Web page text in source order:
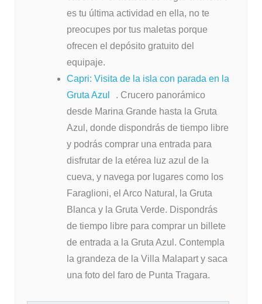
es tu última actividad en ella, no te
preocupes por tus maletas porque
ofrecen el depósito gratuito del
equipaje.
Capri: Visita de la isla con parada en la
Gruta Azul
. Crucero panorámico
desde Marina Grande hasta la Gruta
Azul, donde dispondrás de tiempo libre
y podrás comprar una entrada para
disfrutar de la etérea luz azul de la
cueva, y navega por lugares como los
Faraglioni, el Arco Natural, la Gruta
Blanca y la Gruta Verde. Dispondrás
de tiempo libre para comprar un billete
de entrada a la Gruta Azul. Contempla
la grandeza de la Villa Malapart y saca
una foto del faro de Punta Tragara.